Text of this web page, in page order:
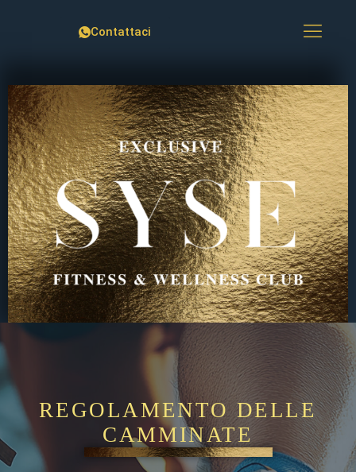
Contattaci
Regolamento delle
Camminate
REGOLAMENTO DELLE
CAMMINATE